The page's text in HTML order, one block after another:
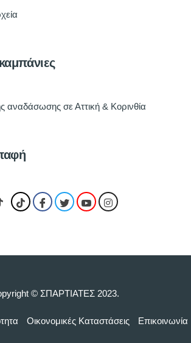
αναδάσωσης σε Αττική & Κορινθία
© ΣΠΑΡΤΙΑΤΕΣ 2023.
Οικονομικές Kαταστάσεις Επικοινωνία